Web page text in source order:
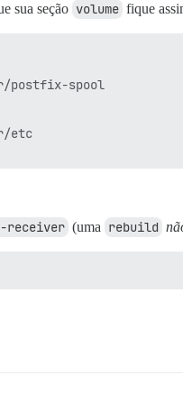
sua seção volume fique
postfix-spool
etc
receiver (uma rebuild